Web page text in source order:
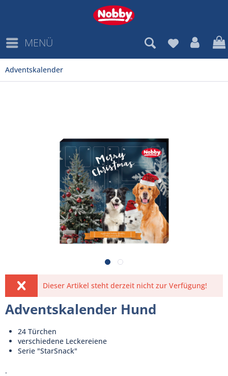
MENÜ
Adventskalender
Dieser Artikel steht derzeit nicht zur Verfügung!
Adventskalender Hund
24 Türchen
verschiedene Leckereiene
Serie "StarSnack"
.